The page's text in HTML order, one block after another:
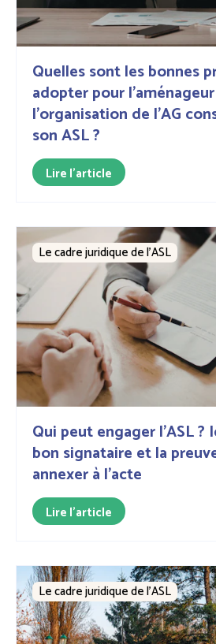
Quelles sont les bonnes
adopter pour
l’organisation de l’AG
son ASL ?
Lire l'article
Qui peut engager l’ASL
bon signataire et la
annexer à l’acte
Le cadre juridique de l'ASL
Lire l'article
Le cadre juridique de l'ASL